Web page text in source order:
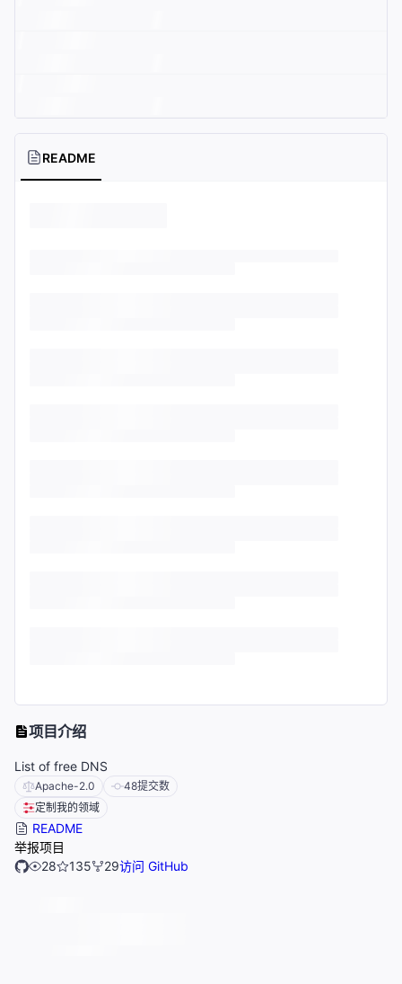
README
项目介绍
List of free DNS
Apache-2.0 48提交数
定制我的领域
README
举报项目
28
135 29访问 GitHub